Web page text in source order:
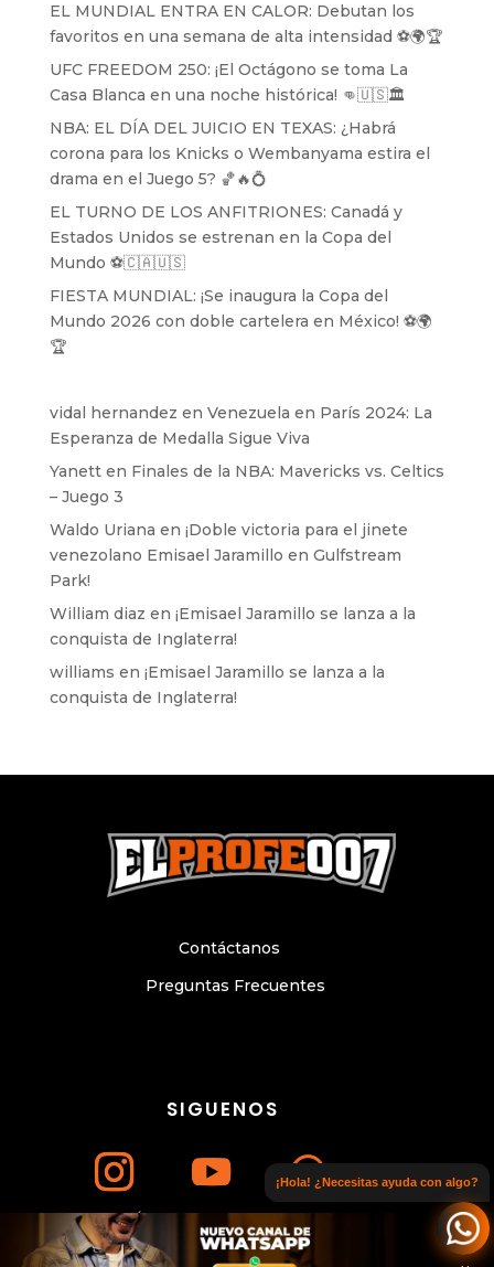
EL MUNDIAL ENTRA EN CALOR: Debutan los
favoritos en una semana de alta intensidad ⚽️🌍🏆
UFC FREEDOM 250: ¡El Octágono se toma La
Casa Blanca en una noche histórica! 👊🇺🇸🏛️
NBA: EL DÍA DEL JUICIO EN TEXAS: ¿Habrá
corona para los Knicks o Wembanyama estira el
drama en el Juego 5? 🏀🔥💍
EL TURNO DE LOS ANFITRIONES: Canadá y
Estados Unidos se estrenan en la Copa del
Mundo ⚽️🇨🇦🇺🇸
FIESTA MUNDIAL: ¡Se inaugura la Copa del
Mundo 2026 con doble cartelera en México! ⚽️🌍
🏆
vidal hernandez en Venezuela en París 2024: La
Esperanza de Medalla Sigue Viva
Yanetten Finales de la NBA: Mavericks vs. Celtics
– Juego 3
Waldo Uriana en ¡Doble victoria para el jinete
venezolano Emisael Jaramillo en Gulfstream
Park!
William diaz en ¡Emisael Jaramillo se lanza a la
conquista de Inglaterra!
williams en ¡Emisael Jaramillo se lanza a la
conquista de Inglaterra!
SIGUENOS
Únete a nuestro canal de WhatsApp
Preguntas Frecuentes
Contáctanos
© Copyright 2024. Todos los derechos
reservados. Sitio web elaborado por
¡Hola! ¿Necesitas ayuda con algo?